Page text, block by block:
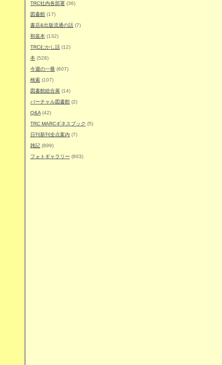
TRC社内各部署 (36)
図書館 (17)
書店&出版流通の話 (7)
和装本 (132)
TRCむかし話 (12)
本 (528)
今週の一冊 (607)
検索 (107)
図書館総合展 (14)
バーチャル図書館 (2)
Q&A (42)
TRC MARCギネスブック (5)
日刊新刊全点案内 (7)
雑記 (899)
フォトギャラリー (803)